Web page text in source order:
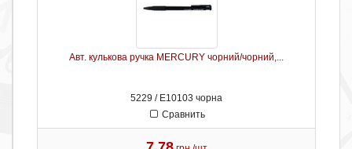
Авт. кулькова ручка MERCURY чорний/чорний,...
5229 / Е10103 чорна
Сравнить